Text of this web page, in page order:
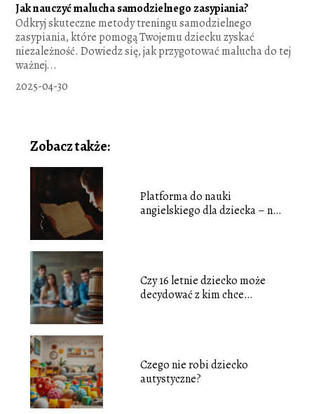
Jak nauczyć malucha samodzielnego zasypiania?
Odkryj skuteczne metody treningu samodzielnego
zasypiania, które pomogą Twojemu dziecku zyskać
niezależność. Dowiedz się, jak przygotować malucha do tej
ważnej...
2025-04-30
Zobacz także:
Platforma do nauki
angielskiego dla dziecka – na
Czy 16 letnie dziecko może
decydować z kim chce
Czego nie robi dziecko
autystyczne?